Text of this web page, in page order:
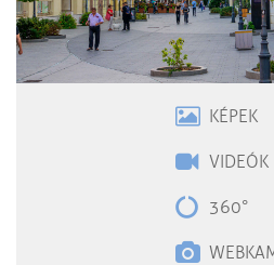
KÉPEK
VIDEÓK
360°